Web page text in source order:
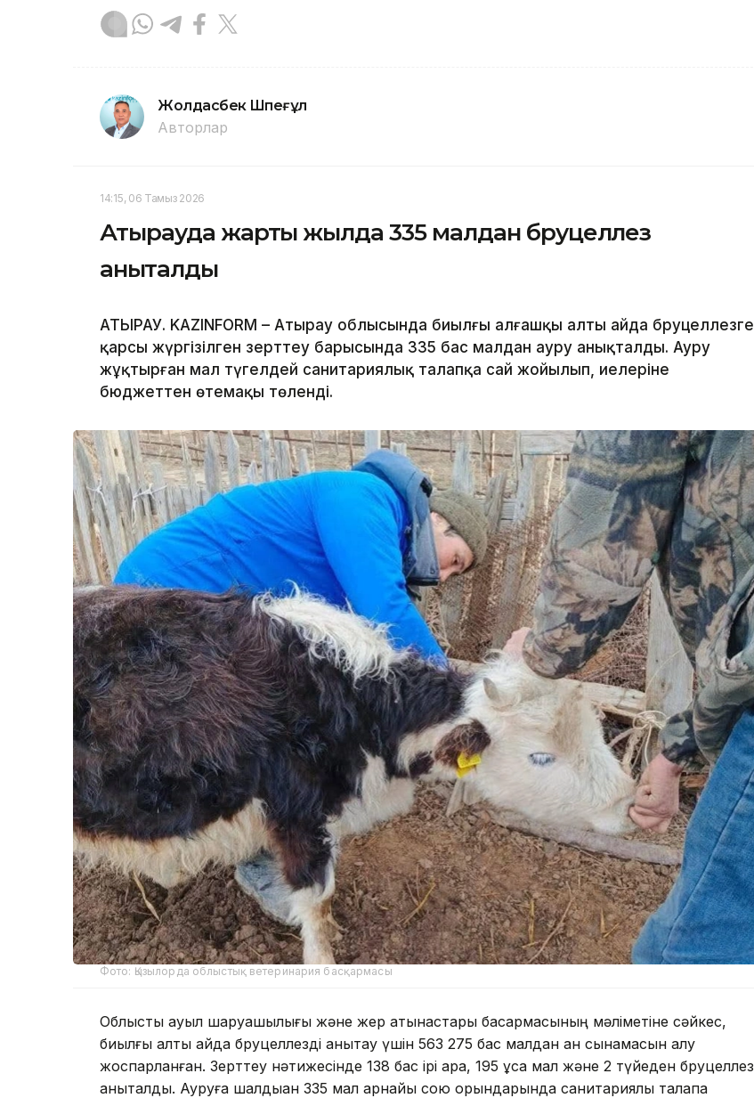
Жолдасбек Шөпеғұл
Авторлар
14:15, 06 Тамыз 2026
Атырауда жарты жылда 335 малдан бруцеллез
анықталды
АТЫРАУ. KAZINFORM – Атырау облысында биылғы алғашқы алты айда бруцеллезге
қарсы жүргізілген зерттеу барысында 335 бас малдан ауру анықталды. Ауру
жұқтырған мал түгелдей санитариялық талапқа сай жойылып, иелеріне
бюджеттен өтемақы төленді.
Фото: Қызылорда облыстық ветеринария басқармасы
Облыстық ауыл шаруашылығы және жер қатынастары басқармасының мәліметіне сәйкес,
биылғы алты айда бруцеллезді анықтау үшін 563 275 бас малдан қан сынамасын алу
жоспарланған. Зерттеу нәтижесінде 138 бас ірі қара, 195 ұсақ мал және 2 түйеден бруцеллез
анықталды. Ауруға шалдыққан 335 мал арнайы сою орындарында санитариялық талапқа